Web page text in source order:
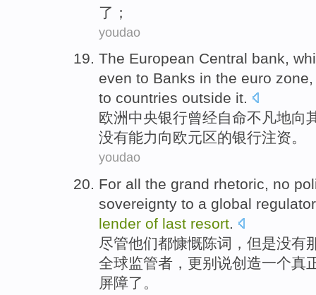
了 ；
youdao
The European Central bank,
even to Banks in the euro zone
to countries outside it.
欧洲 中央银行曾经自命不凡地向
没有能力向欧元区的银行注资。
youdao
For all the grand rhetoric, no
sovereignty to a global regulator
lender of last resort.
尽管他们都慷慨陈词 ，但是没有
全球监管者 ，更别说创造一个真
屏障了。